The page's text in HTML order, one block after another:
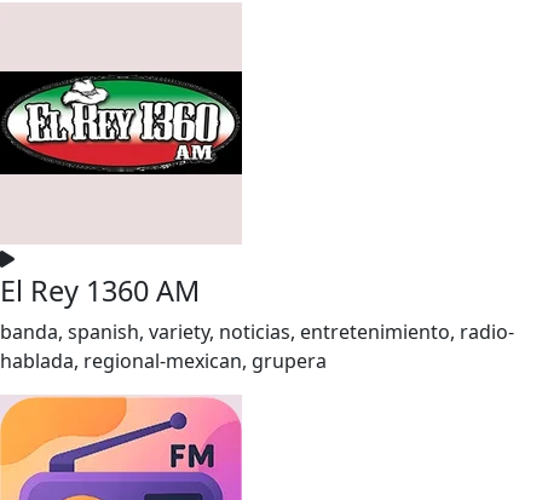
El Rey 1360 AM
banda, spanish, variety, noticias, entretenimiento, radio-
hablada, regional-mexican, grupera